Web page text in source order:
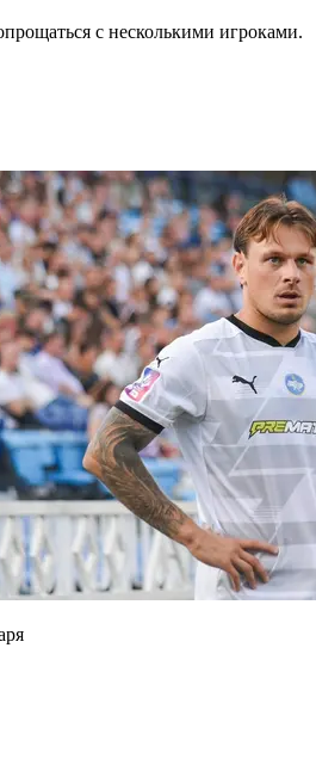
с несколькими игроками.